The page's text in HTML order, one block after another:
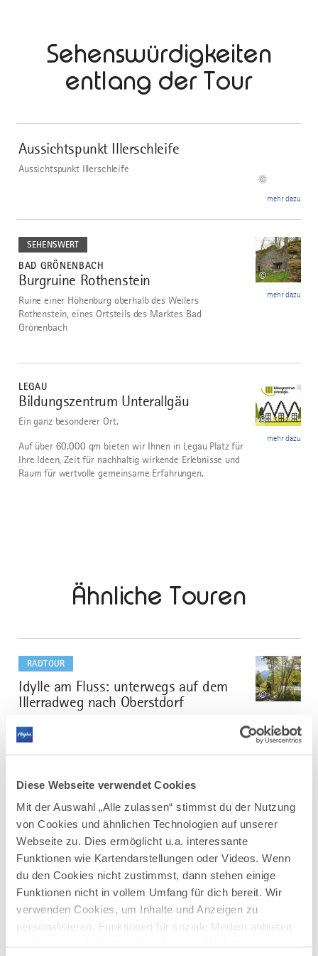
Diese Webseite verwendet Cookies
Mit der Auswahl „Alle zulassen“ stimmst du der Nutzung
von Cookies und ähnlichen Technologien auf unserer
Webseite zu. Dies ermöglicht u.a. interessante
Funktionen wie Kartendarstellungen oder Videos. Wenn
du den Cookies nicht zustimmst, dann stehen einige
Funktionen nicht in vollem Umfang für dich bereit. Wir
verwenden Cookies, um Inhalte und Anzeigen zu
personalisieren, Funktionen für soziale Medien anbieten
Sehenswürdigkeiten
entlang der Tour
1
Aussichtspunkt Illerschleife
©
Aussichtspunkt Illerschleife
mehr dazu
SEHENSWERT
BAD GRÖNENBACH
2
Burgruine Rothenstein ©
Ruine einer Höhenburg oberhalb des Weilers
Rothenstein, eines Ortsteils des Marktes Bad
Grönenbach
mehr dazu
dazu
LEGAU
3
Bildungszentrum Unterallgäu
©
Ein ganz besonderer Ort.
Auf über 60.000 qm bieten wir Ihnen in Legau Platz für
Ihre Ideen, Zeit für nachhaltig wirkende Erlebnisse und
Raum für wertvolle gemeinsame Erfahrungen.
mehr dazu
Ähnliche Touren
RADTOUR
1
Idylle am Fluss: unterwegs auf dem
Illerradweg nach Oberstdorf
©
in zwei Richtungen befahrbar, entweder vom
südlichen...
44,5 km 3:00 h
241 m leicht
dazu
RADTOUR
2
Radrunde um den Grüntensee
dazu